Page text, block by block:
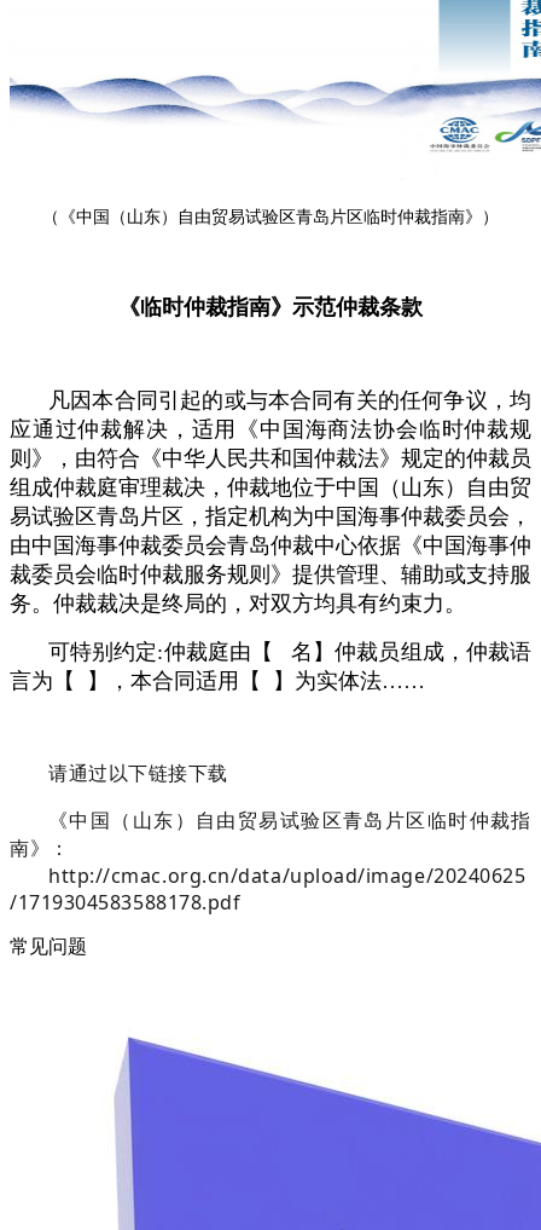
（《中国（山东）自由贸易试验区青岛片区临时仲裁指南》）
《临时仲裁指南》示范仲裁条款
凡因本合同引起的或与本合同有关的任何争议，均
应通过仲裁解决，适用《中国海商法协会临时仲裁规
则》，由符合《中华人民共和国仲裁法》规定的仲裁员
组成仲裁庭审理裁决，仲裁地位于中国（山东）自由贸
易试验区青岛片区，指定机构为中国海事仲裁委员会，
由中国海事仲裁委员会青岛仲裁中心依据《中国海事仲
裁委员会临时仲裁服务规则》提供管理、辅助或支持服
务。仲裁裁决是终局的，对双方均具有约束力。
可特别约定:仲裁庭由【 名】仲裁员组成，仲裁语
言为【 】，本合同适用【 】为实体法……
请通过以下链接下载
《中国（山东）自由贸易试验区青岛片区临时仲裁指
南》：
http://cmac.org.cn/data/upload/image/20240625
/1719304583588178.pdf
常见问题